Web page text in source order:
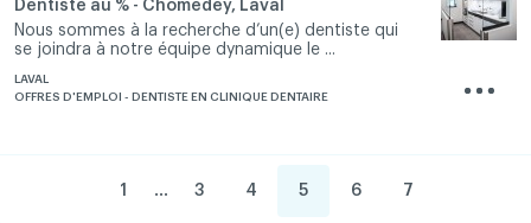
Dentiste au % - Chomedey, Laval
Nous sommes à la recherche d’un(e) dentiste qui
se joindra à notre équipe dynamique le ...
LAVAL
OFFRES D'EMPLOI - DENTISTE EN CLINIQUE DENTAIRE
1 ... 3 4 5 6 7